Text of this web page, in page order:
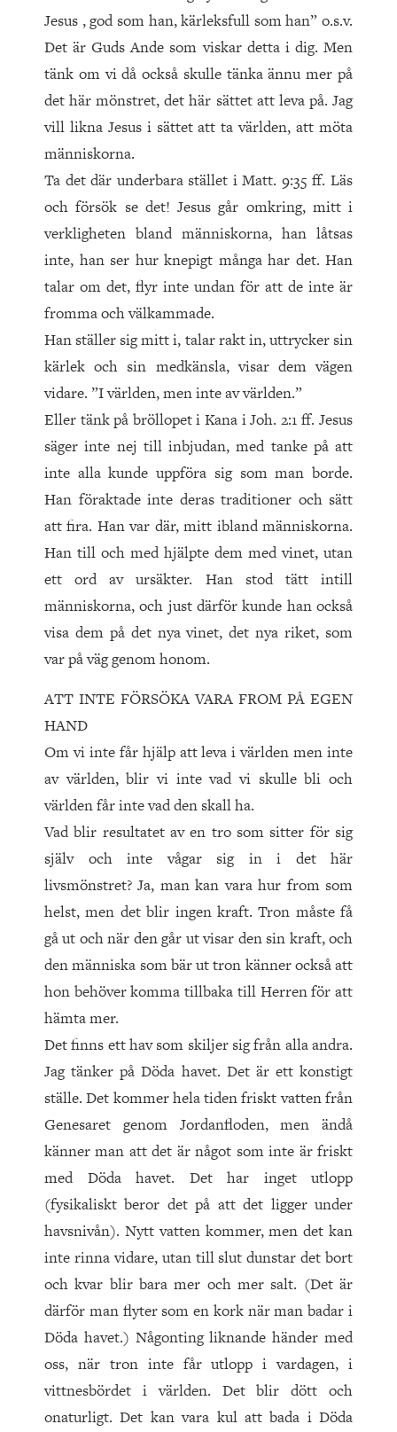
Jesus , god som han, kärleksfull som han” o.s.v.
Det är Guds Ande som viskar detta i dig. Men
tänk om vi då också skulle tänka ännu mer på
det här mönstret, det här sättet att leva på. Jag
vill likna Jesus i sättet att ta världen, att möta
människorna.
Ta det där underbara stället i Matt. 9:35 ff. Läs
och försök se det! Jesus går omkring, mitt i
verkligheten bland människorna, han låtsas
inte, han ser hur knepigt många har det. Han
talar om det, flyr inte undan för att de inte är
fromma och välkammade.
Han ställer sig mitt i, talar rakt in, uttrycker sin
kärlek och sin medkänsla, visar dem vägen
vidare. ”I världen, men inte av världen.”
Eller tänk på bröllopet i Kana i Joh. 2:1 ff. Jesus
säger inte nej till inbjudan, med tanke på att
inte alla kunde uppföra sig som man borde.
Han föraktade inte deras traditioner och sätt
att fira. Han var där, mitt ibland människorna.
Han till och med hjälpte dem med vinet, utan
ett ord av ursäkter. Han stod tätt intill
människorna, och just därför kunde han också
visa dem på det nya vinet, det nya riket, som
var på väg genom honom.
ATT INTE FÖRSÖKA VARA FROM PÅ EGEN
HAND
Om vi inte får hjälp att leva i världen men inte
av världen, blir vi inte vad vi skulle bli och
världen får inte vad den skall ha.
Vad blir resultatet av en tro som sitter för sig
själv och inte vågar sig in i det här
livsmönstret? Ja, man kan vara hur from som
helst, men det blir ingen kraft. Tron måste få
gå ut och när den går ut visar den sin kraft, och
den människa som bär ut tron känner också att
hon behöver komma tillbaka till Herren för att
hämta mer.
Det finns ett hav som skiljer sig från alla andra.
Jag tänker på Döda havet. Det är ett konstigt
ställe. Det kommer hela tiden friskt vatten från
Genesaret genom Jordanfloden, men ändå
känner man att det är något som inte är friskt
med Döda havet. Det har inget utlopp
(fysikaliskt beror det på att det ligger under
havsnivån). Nytt vatten kommer, men det kan
inte rinna vidare, utan till slut dunstar det bort
och kvar blir bara mer och mer salt. (Det är
därför man flyter som en kork när man badar i
Döda havet.) Någonting liknande händer med
oss, när tron inte får utlopp i vardagen, i
vittnesbördet i världen. Det blir dött och
onaturligt. Det kan vara kul att bada i Döda